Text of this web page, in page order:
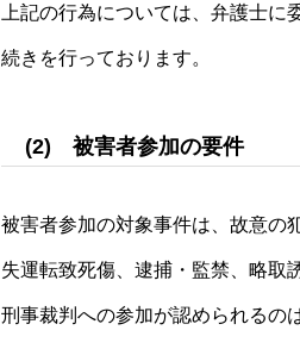
上記の行為については、弁護士
続きを行っております。
(2) 被害者参加の要件
被害者参加の対象事件は、故意の
失運転致死傷、逮捕・監禁、略取
刑事裁判への参加が認められるの